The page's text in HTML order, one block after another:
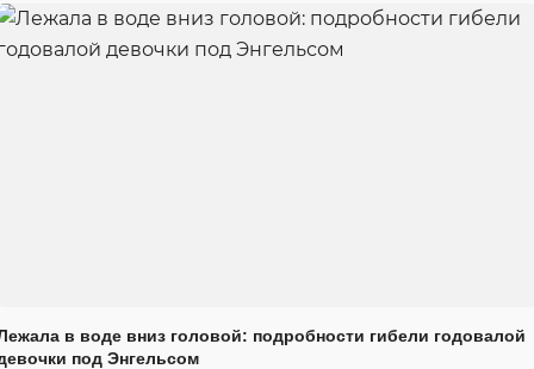
в воде вниз головой: подробности гибели годовалой
под Энгельсом